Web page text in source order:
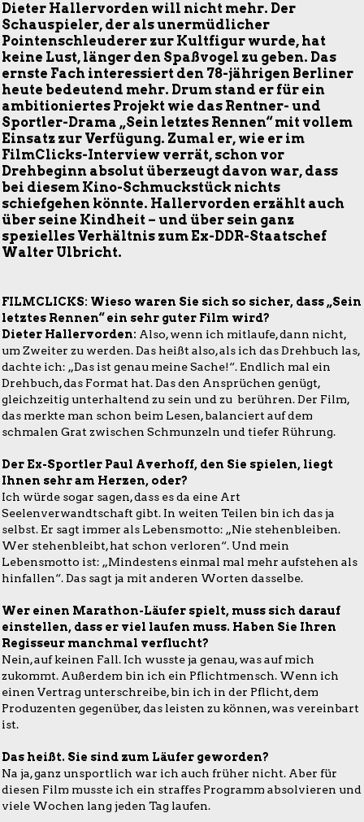
Dieter Hallervorden will nicht mehr. Der
Schauspieler, der als unermüdlicher
Pointenschleuderer zur Kultfigur wurde, hat
keine Lust, länger den Spaßvogel zu geben. Das
ernste Fach interessiert den 78-jährigen Berliner
heute bedeutend mehr. Drum stand er für ein
ambitioniertes Projekt wie das Rentner- und
Sportler-Drama „Sein letztes Rennen“ mit vollem
Einsatz zur Verfügung. Zumal er, wie er im
FilmClicks-Interview verrät, schon vor
Drehbeginn absolut überzeugt davon war, dass
bei diesem Kino-Schmuckstück nichts
schiefgehen könnte. Hallervorden erzählt auch
über seine Kindheit – und über sein ganz
spezielles Verhältnis zum Ex-DDR-Staatschef
Walter Ulbricht.
FILMCLICKS: Wieso waren Sie sich so sicher, dass „Sein
letztes Rennen“ ein sehr guter Film wird?
Dieter Hallervorden: Also, wenn ich mitlaufe, dann nicht,
um Zweiter zu werden. Das heißt also, als ich das Drehbuch las,
dachte ich: „Das ist genau meine Sache!“. Endlich mal ein
Drehbuch, das Format hat. Das den Ansprüchen genügt,
gleichzeitig unterhaltend zu sein und zu berühren. Der Film,
das merkte man schon beim Lesen, balanciert auf dem
schmalen Grat zwischen Schmunzeln und tiefer Rührung.
Der Ex-Sportler Paul Averhoff, den Sie spielen, liegt
Ihnen sehr am Herzen, oder?
Ich würde sogar sagen, dass es da eine Art
Seelenverwandtschaft gibt. In weiten Teilen bin ich das ja
selbst. Er sagt immer als Lebensmotto: „Nie stehenbleiben.
Wer stehenbleibt, hat schon verloren“. Und mein
Lebensmotto ist: „Mindestens einmal mal mehr aufstehen als
hinfallen“. Das sagt ja mit anderen Worten dasselbe.
Wer einen Marathon-Läufer spielt, muss sich darauf
einstellen, dass er viel laufen muss. Haben Sie Ihren
Regisseur manchmal verflucht?
Nein, auf keinen Fall. Ich wusste ja genau, was auf mich
zukommt. Außerdem bin ich ein Pflichtmensch. Wenn ich
einen Vertrag unterschreibe, bin ich in der Pflicht, dem
Produzenten gegenüber, das leisten zu können, was vereinbart
ist.
Das heißt. Sie sind zum Läufer geworden?
Na ja, ganz unsportlich war ich auch früher nicht. Aber für
diesen Film musste ich ein straffes Programm absolvieren und
viele Wochen lang jeden Tag laufen.